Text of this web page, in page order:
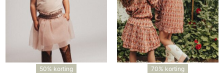
50% korting 70% korting